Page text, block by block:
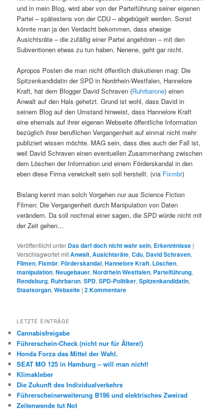
und in mein Blog, wird aber von der Parteiführung seiner eigenen
Partei – spätestens von der CDU – abgebügelt werden. Sonst
könnte man ja den Verdacht bekommen, dass etwaige
Ausichtsräte – die zufällig einer Partei angehören – mit den
Subventionen etwas zu tun haben. Nenene, geht gar nicht.
Apropos Posten die man nicht öffentlich diskutieren mag: Die
Spitzenkandidatin derSPD in Nordrhein-Westfalen, Hannelore
Kraft, hat dem Blogger David Schraven (Ruhrbarone) einen
Anwalt auf den Hals gehetzt. Grund ist wohl, dass David in
seinem Blog auf den Umstand hinweist, dass Hannelore Kraft
eine ehemals auf ihrer eigenen Webseite öffentliche Information
bezüglich ihrer beruflichen Vergangenheit auf einmal nicht mehr
publiziert wissen möchte. MAG sein, dass dies auch der Fall ist,
weil David Schraven einen eventuellen Zusammenhang zwischen
dem Löschen der Information und einem Förderskandal in den
eben diese Firma verwickelt sein soll herstellt. (via Fixmbr)
Bislang kennt man solch Vorgehen nur aus Science Fiction
Filmen: Die Vergangenheit durch Manipulation von Daten
verändern. Da soll nochmal einer sagen, die SPD würde nicht mit
der Zeit gehen…
Veröffentlicht unter Das darf doch nicht wahr sein, Erkenntnisse |
Verschlagwortet mitAnwalt,Ausichtsräte,Cdu, David Schraven,
Filmen,Fixmbr,Förderskandal,Hannelore Kraft, Löschen,
manipulation,Neugebauer,Nordrhein Westfalen, Parteiführung,
Rendsburg, Ruhrbaron,SPD,SPD-Politiker,Spitzenkandidatin,
Staatsorgan,Webseite |2Kommentare
LETZTE EINTRÄGE
Cannabisfreigabe
Führerschein-Check (nicht nur für Ältere!)
Honda Forza das Mittel der Wahl.
SEAT MO 125 in Hamburg – will man nicht!
Klimakleber
Die Zukunft des Individualverkehrs
Führerscheinerweiterung B196 und elektrisches Zweirad
Zeitenwende tut Not